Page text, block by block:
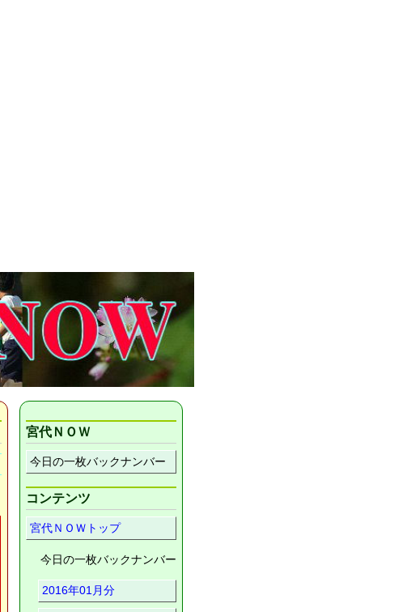
宮代ＮＯＷ
今日の一枚バックナンバー
コンテンツ
宮代ＮＯＷトップ
今日の一枚バックナンバー
2016年01月分